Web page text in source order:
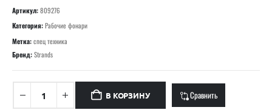
Артикул:809276
Категория:Рабочие фонари
Метка:спец техника
Бренд:Strands
В КОРЗИНУ Сравнить